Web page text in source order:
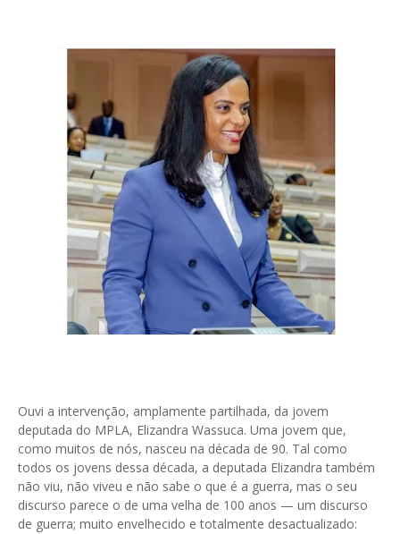
Ouvi a intervenção, amplamente partilhada, da jovem
deputada do MPLA, Elizandra Wassuca. Uma jovem que,
como muitos de nós, nasceu na década de 90. Tal como
todos os jovens dessa década, a deputada Elizandra também
não viu, não viveu e não sabe o que é a guerra, mas o seu
discurso parece o de uma velha de 100 anos — um discurso
de guerra; muito envelhecido e totalmente desactualizado: